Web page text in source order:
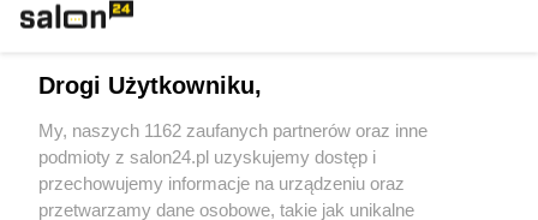
Sport
Społeczeństwo
Drogi Użytkowniku,
My, naszych 1162 zaufanych partnerów oraz inne
podmioty z salon24.pl uzyskujemy dostęp i
przechowujemy informacje na urządzeniu oraz
przetwarzamy dane osobowe, takie jak unikalne